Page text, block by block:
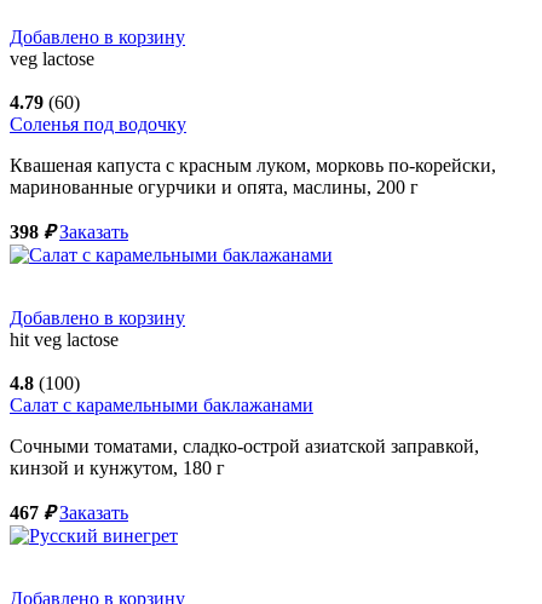
Добавлено в корзину
veg lactose
4.79 (60)
Соленья под водочку
Квашеная капуста с красным луком, морковь по-корейски,
маринованные огурчики и опята, маслины, 200 г
398 ₽ Заказать
Добавлено в корзину
hit veg lactose
4.8 (100)
Салат с карамельными баклажанами
Сочными томатами, сладко-острой азиатской заправкой,
кинзой и кунжутом, 180 г
467 ₽ Заказать
Добавлено в корзину